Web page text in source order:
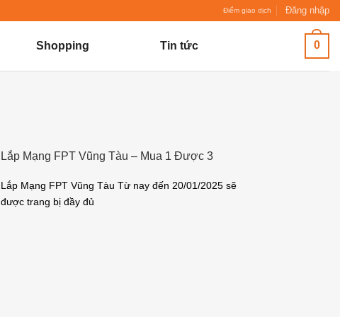
Điểm giao dịch Đăng nhập
Shopping Tin tức 0
Lắp Mạng FPT Vũng Tàu – Mua 1 Được 3
Lắp Mạng FPT Vũng Tàu Từ nay đến 20/01/2025 sẽ
được trang bị đầy đủ